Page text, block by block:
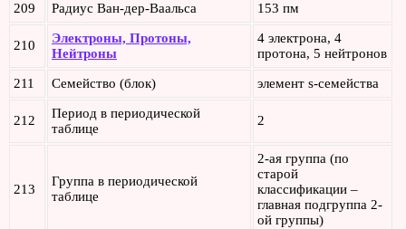
209 Радиус Ван-дер-Ваальса 153 пм
210
Электроны, Протоны,
Нейтроны
4 электрона, 4
протона, 5 нейтронов
211 Семейство (блок) элемент s-семейства
212
Период в периодической
таблице
2
213
Группа в периодической
таблице
2-ая группа (по
старой
классификации –
главная подгруппа 2-
ой группы)